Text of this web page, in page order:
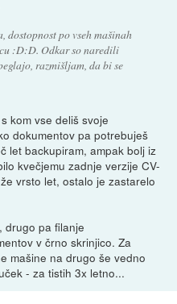
dostopnost po vseh mašinah
:D:D. Odkar so naredili
razmišljam, da bi se
kom vse deliš svoje
dokumentov pa potrebuješ
let backupiram, ampak bolj iz
kvečjemu zadnje verzije CV-
vrsto let, ostalo je zastarelo
drugo pa filanje
v črno skrinjico. Za
mašine na drugo še vedno
- za tistih 3x letno...